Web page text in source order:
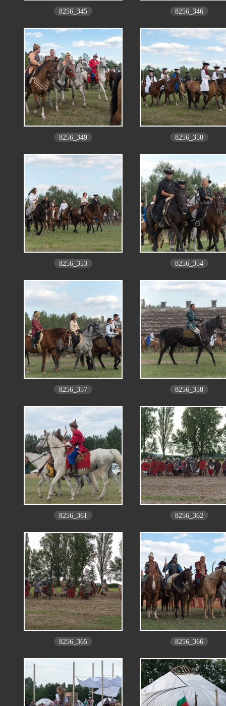
8256_345 8256_346
8256_349 8256_350
8256_353 8256_354
8256_357 8256_358
8256_361 8256_362
8256_365 8256_366